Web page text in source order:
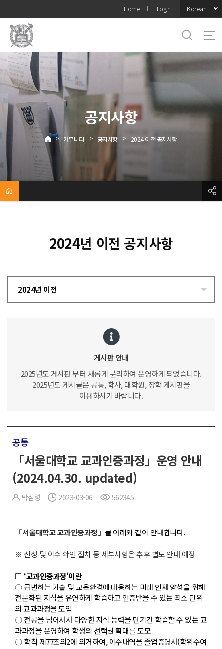
메뉴
Home Login Korean
공지사항
> 커뮤니티 > 공지사항 > 2024 이전 공지사항
2024년 이전 공지사항
2024년 이전
게시판 안내
2025년도 게시판 부터 새롭게 분리하여 운영하게 되었습니다.
2025년도 게시글은 공통, 학사, 대학원, 장학 게시판을
이용하시기 바랍니다.
공통
「서울대학교 교과인증과정」운영 안내
(2024.04.30. updated)
박심령 2023-03-06 562345
「서울대학교 교과인증과정」 를 아래와 같이 안내합니다.
※ 신청 및 이수 확인 절차 등 세부사항은 추후 별도 안내 예정
□ ‘교과인증과정’이란
〇 급변하는 기술 및 교육환경에 대응하는 미래 인재 양성을 위해
전문화된 지식을 유연하게 학습하고 인증받을 수 있는 최소 단위
의 교과과정을 도입
〇 전공을 넘어서서 다양한 지식 능력을 단기간 학습할 수 있는 교
과과정을 운영하여 학생의 선택권 확대를 도모
〇 학칙 제77조의2에 의거하여, 이수내역을 졸업증명서(학위수여